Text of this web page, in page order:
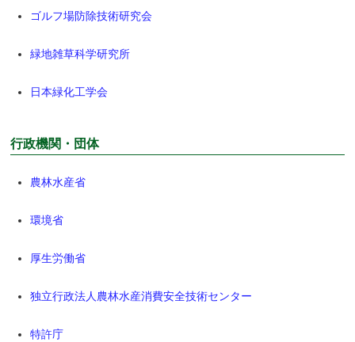
ゴルフ場防除技術研究会
緑地雑草科学研究所
日本緑化工学会
行政機関・団体
農林水産省
環境省
厚生労働省
独立行政法人農林水産消費安全技術センター
特許庁